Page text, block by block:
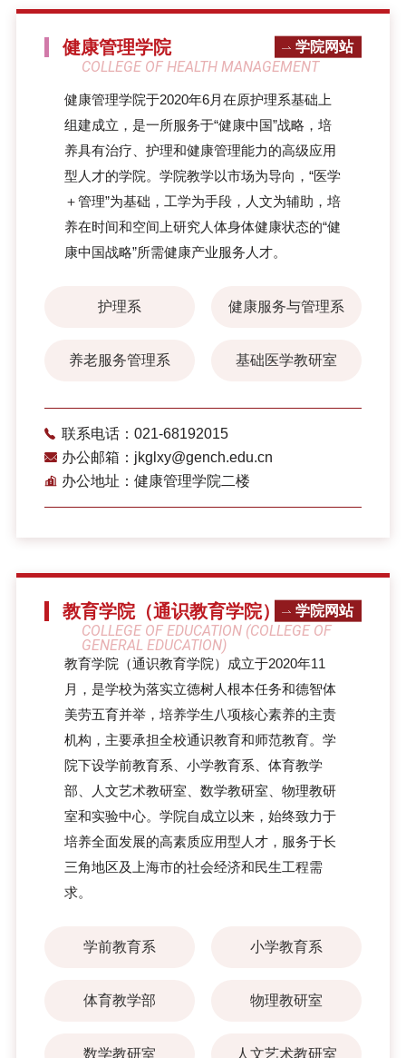
健康管理学院
COLLEGE OF HEALTH MANAGEMENT
学院网站
健康管理学院于2020年6月在原护理系基础上
组建成立，是一所服务于“健康中国”战略，培
养具有治疗、护理和健康管理能力的高级应用
型人才的学院。学院教学以市场为导向，“医学
＋管理”为基础，工学为手段，人文为辅助，培
养在时间和空间上研究人体身体健康状态的“健
康中国战略”所需健康产业服务人才。
护理系 健康服务与管理系
养老服务管理系 基础医学教研室
联系电话：021-68192015
办公邮箱：jkglxy@gench.edu.cn
办公地址：健康管理学院二楼
教育学院（通识教育学院）
COLLEGE OF EDUCATION (COLLEGE OF
GENERAL EDUCATION)
学院网站
教育学院（通识教育学院）成立于2020年11
月，是学校为落实立德树人根本任务和德智体
美劳五育并举，培养学生八项核心素养的主责
机构，主要承担全校通识教育和师范教育。学
院下设学前教育系、小学教育系、体育教学
部、人文艺术教研室、数学教研室、物理教研
室和实验中心。学院自成立以来，始终致力于
培养全面发展的高素质应用型人才，服务于长
三角地区及上海市的社会经济和民生工程需
求。
学前教育系 小学教育系
体育教学部 物理教研室
数学教研室 人文艺术教研室